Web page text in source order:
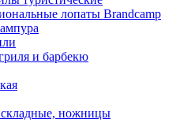
лопаты Brandcamp
и барбекю
ножницы